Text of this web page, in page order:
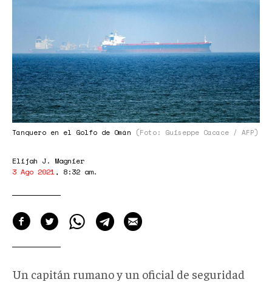
Tanquero en el Golfo de Omán (Foto: Guiseppe Cacace / AFP)
Elijah J. Magnier
3 Ago 2021, 8:32 am.
Un capitán rumano y un oficial de seguridad